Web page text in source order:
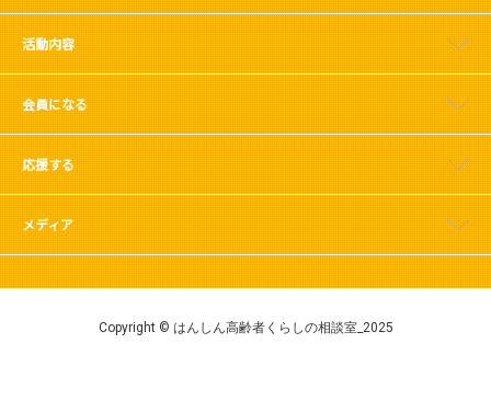
活動内容
会員になる
応援する
メディア
Copyright © はんしん高齢者くらしの相談室_2025